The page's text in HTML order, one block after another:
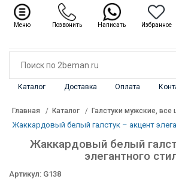
Каталог Доставка Оплата
Каталог ✖
Главная Каталог Галстуки мужские, все
Жаккардовый белый галстук – акцент
Жаккардовый белый
элегантного
Артикул: G138
Меню Позвонить Написать Избранное